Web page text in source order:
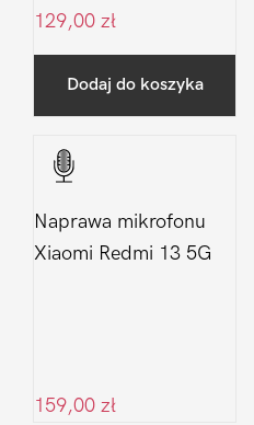
129,00 zł
Dodaj do koszyka
Naprawa mikrofonu
Xiaomi Redmi 13 5G
159,00 zł